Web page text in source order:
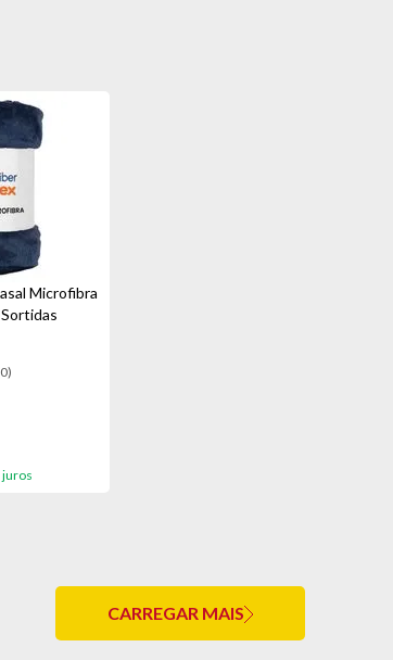
Microfibra
juros
CARREGAR MAIS